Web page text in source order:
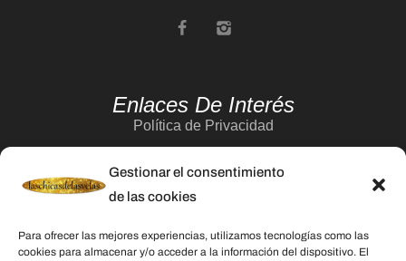
Gestionar el consentimiento
de las cookies
Para ofrecer las mejores experiencias, utilizamos tecnologías como las
cookies para almacenar y/o acceder a la información del dispositivo. El
Enlaces De Interés
Política de Privacidad
Política de Cookies